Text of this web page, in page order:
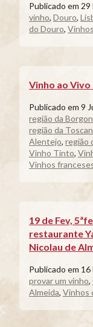
Publicado em 29
vinho, Douro,
do Douro,
Vinho ao Vivo
Publicado em 9
região da
região da
Alentejo, região
Vinho Tinto,
Vinhos
19 de Fev,
restaurante
Nicolau de
Publicado em 16
provar um vinho,
Almeida, Vinhos